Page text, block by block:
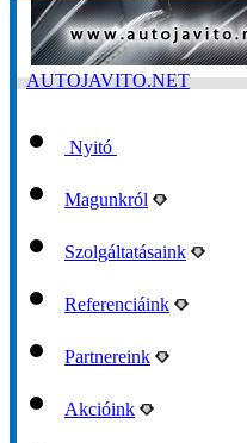
AUTOJAVITO.NET
Nyitó
Magunkról
Szolgáltatásaink
Referenciáink
Partnereink
Akcióink